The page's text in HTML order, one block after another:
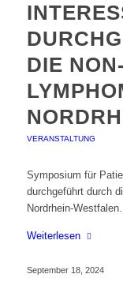
DIE
VERANSTALTUNG
Symposium für
durchgeführt durch
Nordrhein-Westfalen.
Weiterlesen
September 18, 2024